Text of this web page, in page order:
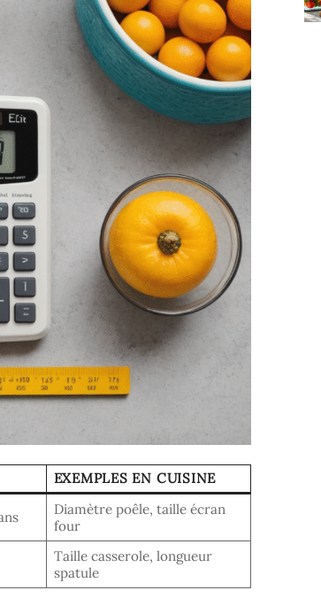
EXEMPLES EN CUISINE
Diamètre poêle, taille écran
four
Taille casserole, longueur
spatule